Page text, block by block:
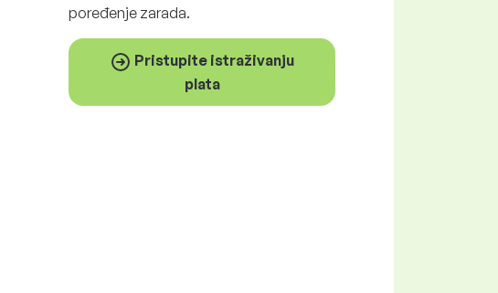
poređenje zarada.
Pristupite istraživanju
plata